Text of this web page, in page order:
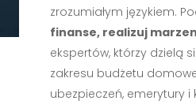
zrozumiałym językiem.
finanse, realizuj
ekspertów, którzy dzielą
zakresu budżetu
ubezpieczeń, emerytury i